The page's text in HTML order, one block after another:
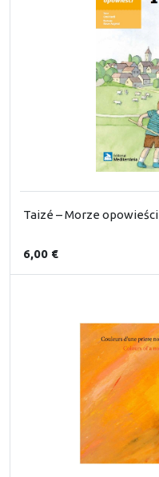
Taizé – Morze opowieści
6,00 €